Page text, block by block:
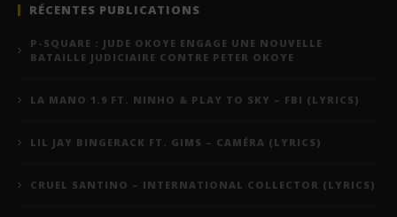
RÉCENTES PUBLICATIONS
P-SQUARE : JUDE OKOYE ENGAGE UNE NOUVELLE
BATAILLE JUDICIAIRE CONTRE PETER OKOYE
LA MANO 1.9 FT. NINHO & PLAY TO SKY – FBI (LYRICS)
LIL JAY BINGERACK FT. GIMS – CAMÉRA (LYRICS)
CRUEL SANTINO – INTERNATIONAL COLLECTOR (LYRICS)